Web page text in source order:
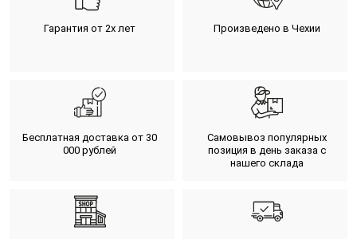
Гарантия от 2х лет Произведено в Чехии
Бесплатная доставка от 30
000 рублей
Самовывоз популярных
позиция в день заказа с
нашего склада